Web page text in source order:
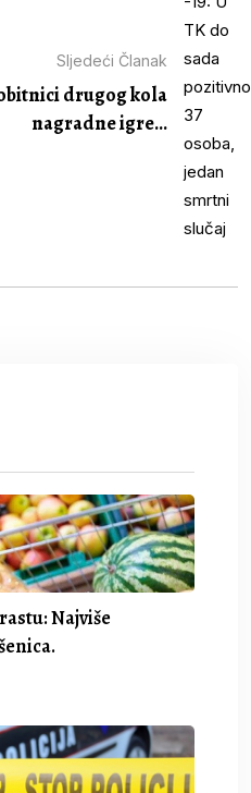
Sljedeći Članak
drugog kola
nagradne igre...
Najviše